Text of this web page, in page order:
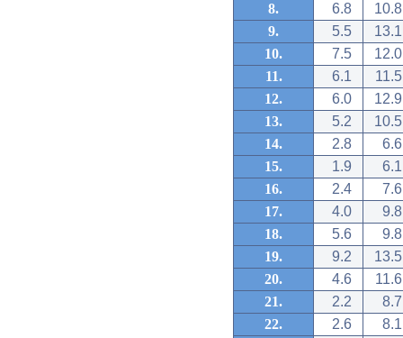
8.
6.8
10.8
9.
5.5
13.1
10.
7.5
12.0
11.
6.1
11.5
12.
6.0
12.9
13.
5.2
10.5
14.
2.8
6.6
15.
1.9
6.1
16.
2.4
7.6
17.
4.0
9.8
18.
5.6
9.8
19.
9.2
13.5
20.
4.6
11.6
21.
2.2
8.7
22.
2.6
8.1